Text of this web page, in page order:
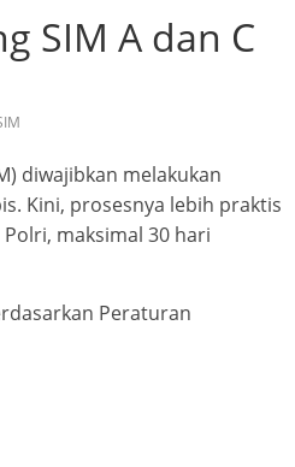
SIM A dan C
diwajibkan melakukan
Kini, prosesnya lebih praktis
maksimal 30 hari
Peraturan